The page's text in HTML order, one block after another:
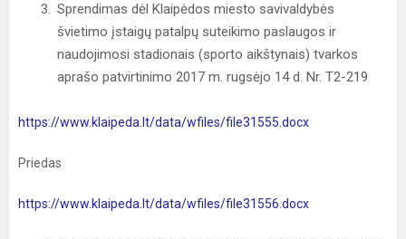
Sprendimas dėl Klaipėdos miesto savivaldybės
švietimo įstaigų patalpų suteikimo paslaugos ir
naudojimosi stadionais (sporto aikštynais) tvarkos
aprašo patvirtinimo 2017 m. rugsėjo 14 d. Nr. T2-219
https://www.klaipeda.lt/data/wfiles/file31555.docx
Priedas
https://www.klaipeda.lt/data/wfiles/file31556.docx